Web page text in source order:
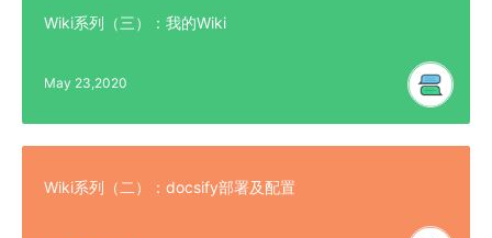
Wiki系列（三）：我的Wiki
May 23,2020
Wiki系列（二）：docsify部署及配置